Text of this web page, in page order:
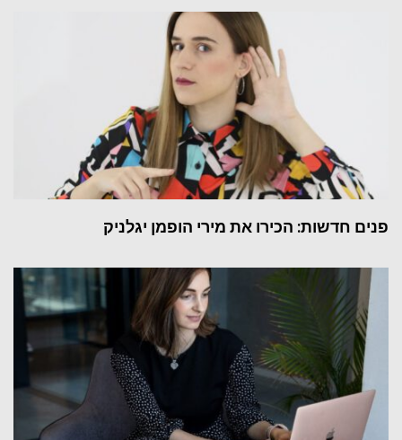
פנים חדשות: הכירו את מירי הופמן יגלניק